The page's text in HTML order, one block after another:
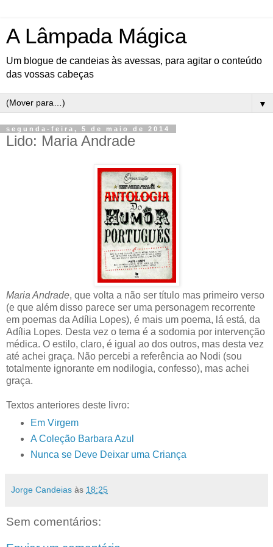
A Lâmpada Mágica
Um blogue de candeias às avessas, para agitar o conteúdo
das vossas cabeças
▼
segunda-feira, 5 de maio de 2014
Lido: Maria Andrade
Maria Andrade, que volta a não ser título mas primeiro verso
(e que além disso parece ser uma personagem recorrente
em poemas da Adília Lopes), é mais um poema, lá está, da
Adília Lopes. Desta vez o tema é a sodomia por intervenção
médica. O estilo, claro, é igual ao dos outros, mas desta vez
até achei graça. Não percebi a referência ao Nodi (sou
totalmente ignorante em nodilogia, confesso), mas achei
graça.
Textos anteriores deste livro:
Em Virgem
A Coleção Barbara Azul
Nunca se Deve Deixar uma Criança
Jorge Candeias às 18:25
Sem comentários: